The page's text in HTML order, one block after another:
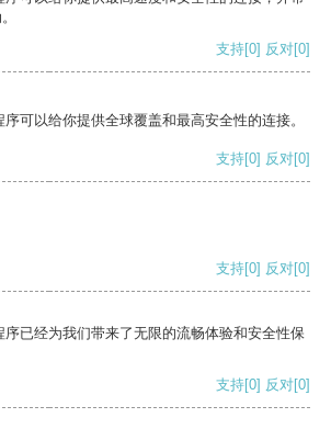
支持[0] 反对[0]
可以给你提供全球覆盖和最高安全性的连接。
支持[0] 反对[0]
支持[0] 反对[0]
已经为我们带来了无限的流畅体验和安全性保
支持[0] 反对[0]